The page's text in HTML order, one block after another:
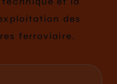
des
ferroviaire.